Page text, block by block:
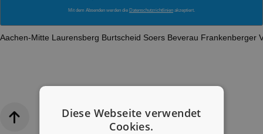
Mit dem Absenden werden die Datenschutzrichtlinien akzeptiert.
Aachen-Mitte Laurensberg Burtscheid Soers Beverau Frankenberger
Diese Webseite verwendet
Cookies.